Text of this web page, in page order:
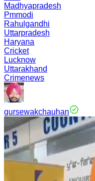
Madhyapradesh
Pmmodi
Rahulgandhi
Uttarpradesh
Haryana
Cricket
Lucknow
Uttarakhand
Crimenews
gursewakchauhan